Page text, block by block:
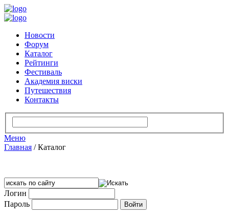
Новости
Форум
Каталог
Рейтинги
Фестиваль
Академия виски
Путешествия
Контакты
Меню
Главная /Каталог
Логин
Пароль